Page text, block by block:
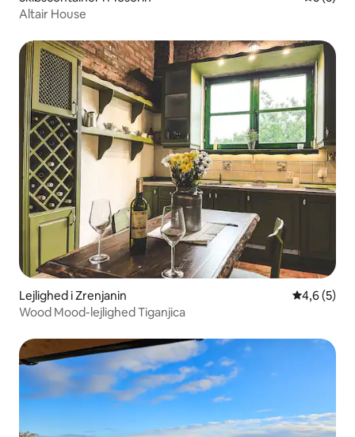
Altair House
Lejlighed i Zrenjanin 4,6 ud af 5
4,6 (5)
Wood Mood-lejlighed Tiganjica